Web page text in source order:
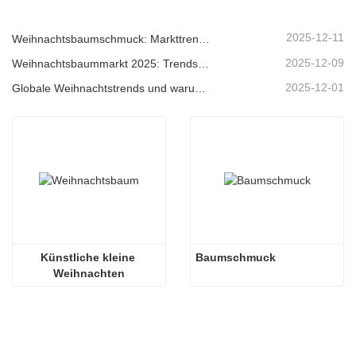
2025-12-11
2025-12-09
2025-12-01
Künstliche kleine
Weihnachten
Baumschmuck